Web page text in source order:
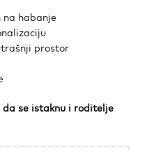
habanje
prostor
se istaknu i roditelje